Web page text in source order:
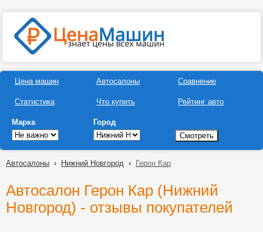
Цена машин
Статистика
Автосалоны
Что купить
Сравнение
Рейтинг авто
Марка Город
Автосалоны › Нижний Новгород › Герон Кар
Автосалон Герон Кар (Нижний
Новгород) - отзывы покупателей